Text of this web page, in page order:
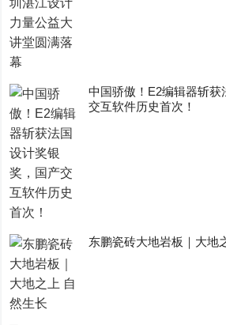
中国骄傲！E2编辑器斩
交互软件历史首次！
东鹏瓷砖大地岩板｜大地